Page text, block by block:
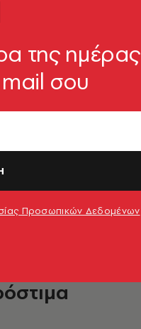
της
με πάνω
της ημέρας
mail σου
Προσωπικών Δεδομένων